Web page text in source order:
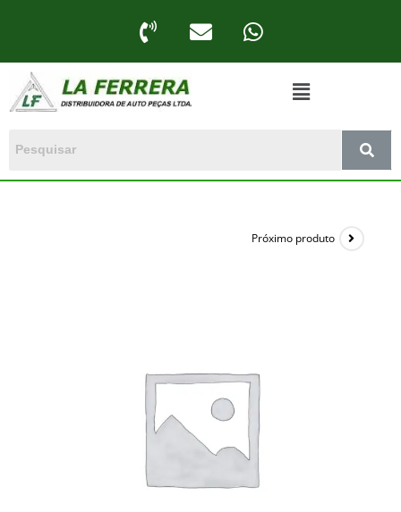
Próximo produto